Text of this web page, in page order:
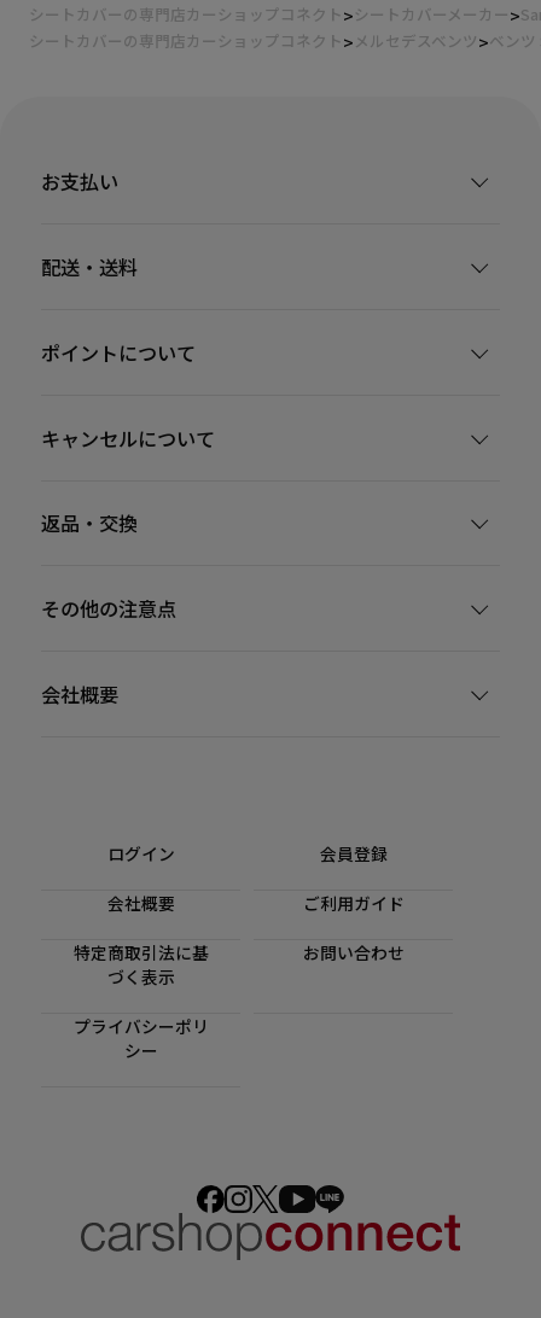
シートカバーの専門店カーショップコネクト シートカバーメーカー
シートカバーの専門店カーショップコネクト
メルセデスベンツ ベンツ
お支払い
配送・送料
ポイントについて
キャンセルについて
返品・交換
その他の注意点
会社概要
ログイン 会員登録
会社概要 ご利用ガイド
特定商取引法に基
づく表示
お問い合わせ
プライバシーポリ
シー